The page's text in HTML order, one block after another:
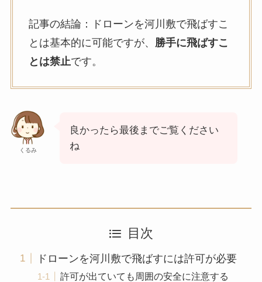
記事の結論：ドローンを河川敷で飛ばすこ
とは基本的に可能ですが、 勝手に飛ばすこ
とは禁止です。
くるみ
良かったら最後までご覧ください
ね
目次
ドローンを河川敷で飛ばすには許可が必要
許可が出ていても周囲の安全に注意する